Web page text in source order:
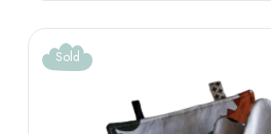
Sold